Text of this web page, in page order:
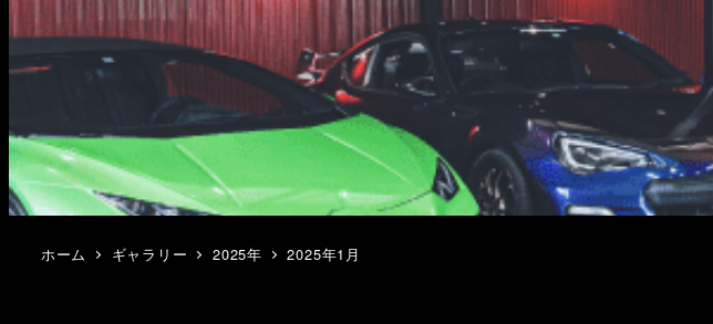
ホーム ギャラリー 2025年 2025年1月